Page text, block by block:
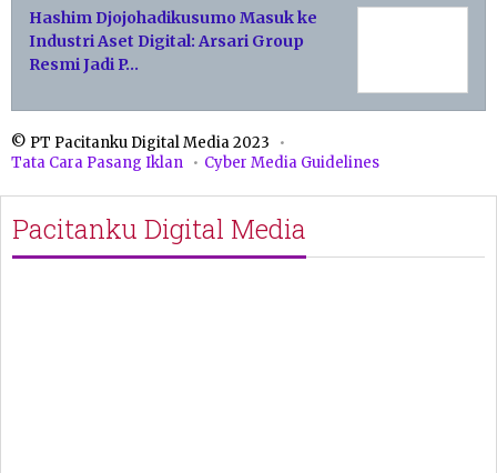
Hashim Djojohadikusumo Masuk ke
Industri Aset Digital: Arsari Group
Resmi Jadi P…
© PT Pacitanku Digital Media 2023
Tata Cara Pasang Iklan
Cyber Media Guidelines
Pacitanku Digital Media